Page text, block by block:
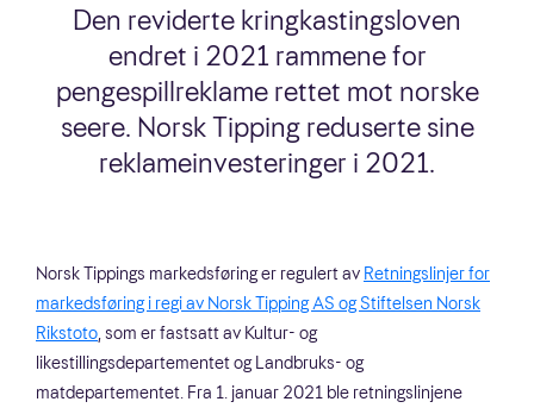
Den reviderte kringkastingsloven
endret i 2021 rammene for
pengespillreklame rettet mot norske
seere. Norsk Tipping reduserte sine
reklameinvesteringer i 2021.
Norsk Tippings markedsføring er regulert av Retningslinjer for
markedsføring i regi av Norsk Tipping AS og Stiftelsen Norsk
Rikstoto, som er fastsatt av Kultur- og
likestillingsdepartementet og Landbruks- og
matdepartementet. Fra 1. januar 2021 ble retningslinjene